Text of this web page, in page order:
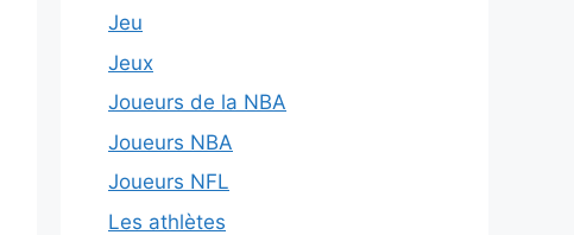
Jeu
Jeux
Joueurs de la NBA
Joueurs NBA
Joueurs NFL
Les athlètes